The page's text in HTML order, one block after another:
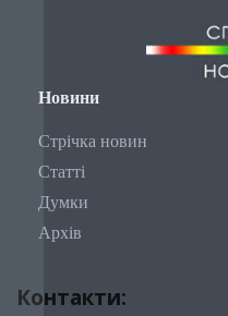
Новини
Стрічка новин
Статті
Думки
Архів
Контакти: